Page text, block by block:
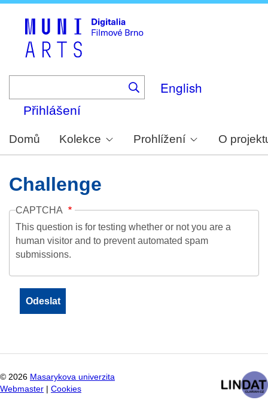
English
Přihlášení
Domů Kolekce Prohlížení O
Challenge
CAPTCHA
This question is for testing whether or not you are a
human visitor and to prevent automated spam
submissions.
© 2026 Masarykova univerzita
Webmaster
Cookies